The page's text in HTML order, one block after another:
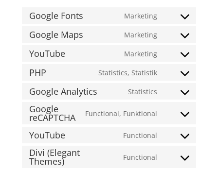
Google Fonts Marketing
Consent
google-
Google Maps Marketing
Consent
google-
YouTube Marketing
Consent
youtube
PHP Statistics, Statistik
Consent
Google Analytics Statistics
Consent
service
analytics
Google
reCAPTCHA Functional, Funktional
Consent
service
recaptcha
YouTube Functional
Consent
service
Divi (Elegant
Themes) Functional
Consent